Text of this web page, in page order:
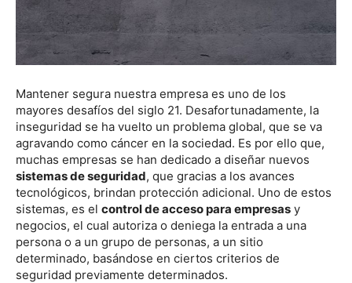
Mantener segura nuestra empresa es uno de los
mayores desafíos del siglo 21. Desafortunadamente, la
inseguridad se ha vuelto un problema global, que se va
agravando como cáncer en la sociedad. Es por ello que,
muchas empresas se han dedicado a diseñar nuevos
sistemas de seguridad, que gracias a los avances
tecnológicos, brindan protección adicional. Uno de estos
sistemas, es el control de acceso para empresas y
negocios, el cual autoriza o deniega la entrada a una
persona o a un grupo de personas, a un sitio
determinado, basándose en ciertos criterios de
seguridad previamente determinados.